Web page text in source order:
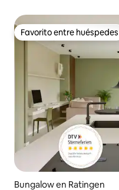
Favorito entre huéspedes
Favorito entre huéspedes
Bungalow en Ratingen